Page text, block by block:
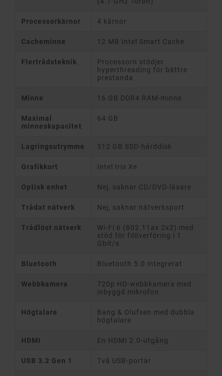
Processorkärnor 4 kärnor
Cacheminne 12 MB Intel Smart Cache
Flertrådsteknik
Processorn stödjer
hyperthreading för bättre
prestanda
Minne 16 GB DDR4 RAM-minne
Maximal
minneskapacitet
64 GB
Lagringsutrymme 512 GB SSD-hårddisk
Grafikkort Intel Iris Xe
Optisk enhet Nej, saknar CD/DVD-läsare
Trådat nätverk Nej, saknar nätverksport
Trådlöst nätverk
Wi-Fi 6 (802.11ax 2x2) med
stöd för filöverföring i 1
Gbit/s
Bluetooth Bluetooth 5.0 integrerat
Webbkamera
720p HD-webbkamera med
inbyggd mikrofon
Högtalare
Bang & Olufsen med dubbla
högtalare
HDMI En HDMI 2.0-utgång
USB 3.2 Gen 1 Två USB-portar